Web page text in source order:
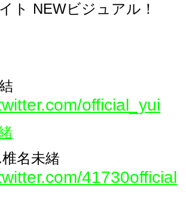
ト NEWビジュアル！
official_yui
名未緒
41730official